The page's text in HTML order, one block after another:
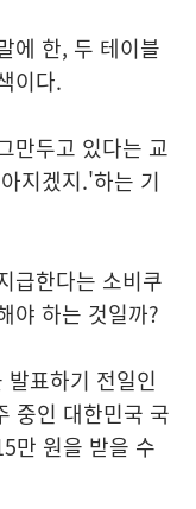
에 한, 두 테이블
이다.
만두고 있다는 교
지겠지.'하는 기
급한다는 소비쿠
야 하는 것일까?
표하기 전일인
중인 대한민국 국
만 원을 받을 수